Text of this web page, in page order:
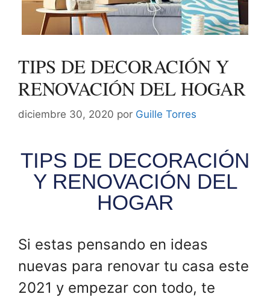
TIPS DE DECORACIÓN Y
RENOVACIÓN DEL HOGAR
diciembre 30, 2020 por Guille Torres
TIPS DE DECORACIÓN
Y RENOVACIÓN DEL
HOGAR
Si estas pensando en ideas
nuevas para renovar tu casa este
2021 y empezar con todo, te